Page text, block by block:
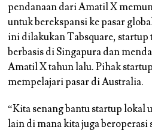
pendanaan dari Amatil X
untuk berekspansi ke pasar
ini dilakukan Tabsquare,
berbasis di Singapura dan
Amatil X tahun lalu. Pihak
mempelajari pasar di Australia.
“Kita senang bantu startup lokal
lain di mana kita juga beroperasi